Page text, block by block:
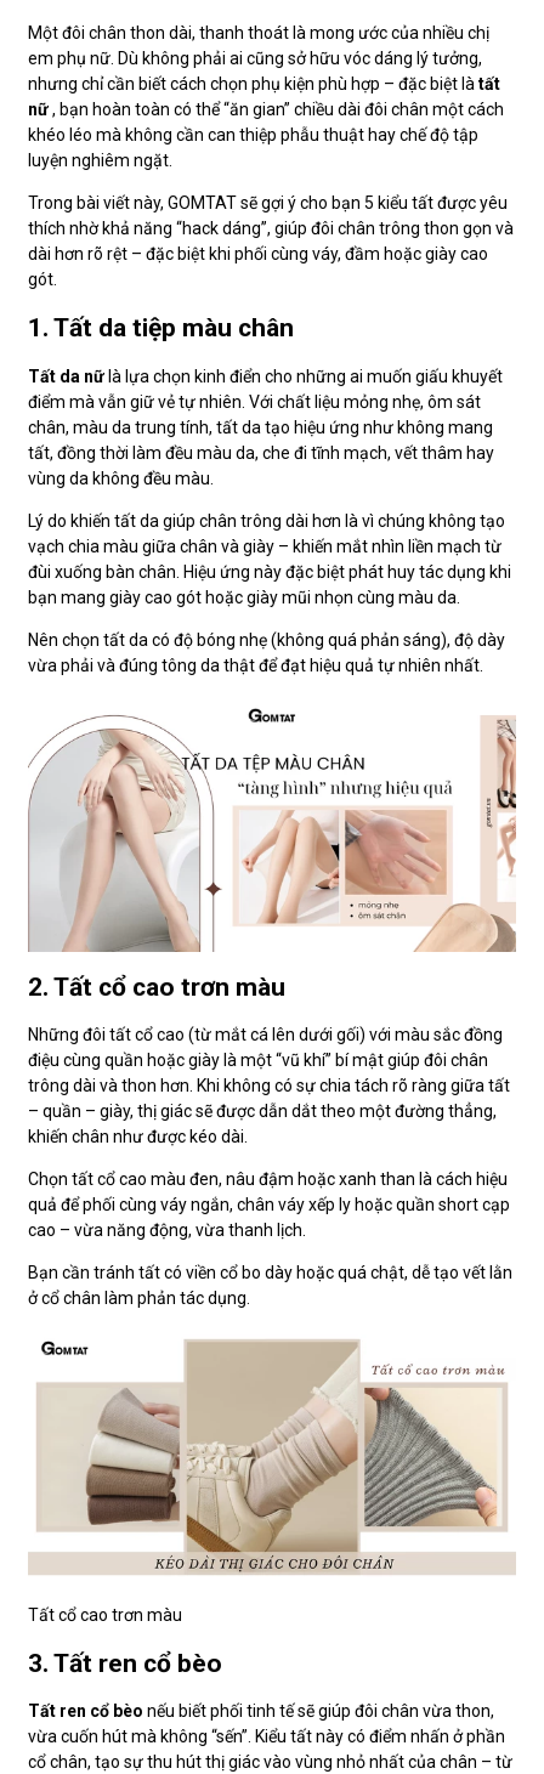
Một đôi chân thon dài, thanh thoát là mong ước của nhiều chị
em phụ nữ. Dù không phải ai cũng sở hữu vóc dáng lý tưởng,
nhưng chỉ cần biết cách chọn phụ kiện phù hợp – đặc biệt là tất
nữ, bạn hoàn toàn có thể “ăn gian” chiều dài đôi chân một cách
khéo léo mà không cần can thiệp phẫu thuật hay chế độ tập
luyện nghiêm ngặt.
Trong bài viết này, GOMTAT sẽ gợi ý cho bạn 5 kiểu tất được yêu
thích nhờ khả năng “hack dáng”, giúp đôi chân trông thon gọn và
dài hơn rõ rệt – đặc biệt khi phối cùng váy, đầm hoặc giày cao
gót.
1. Tất da tiệp màu chân
Tất da nữlà lựa chọn kinh điển cho những ai muốn giấu khuyết
điểm mà vẫn giữ vẻ tự nhiên. Với chất liệu mỏng nhẹ, ôm sát
chân, màu da trung tính, tất da tạo hiệu ứng như không mang
tất, đồng thời làm đều màu da, che đi tĩnh mạch, vết thâm hay
vùng da không đều màu.
Lý do khiến tất da giúp chân trông dài hơn là vì chúng không tạo
vạch chia màu giữa chân và giày – khiến mắt nhìn liền mạch từ
đùi xuống bàn chân. Hiệu ứng này đặc biệt phát huy tác dụng khi
bạn mang giày cao gót hoặc giày mũi nhọn cùng màu da.
Nên chọn tất da có độ bóng nhẹ (không quá phản sáng), độ dày
vừa phải và đúng tông da thật để đạt hiệu quả tự nhiên nhất.
2. Tất cổ cao trơn màu
Những đôi tất cổ cao (từ mắt cá lên dưới gối) với màu sắc đồng
điệu cùng quần hoặc giày là một “vũ khí” bí mật giúp đôi chân
trông dài và thon hơn. Khi không có sự chia tách rõ ràng giữa tất
– quần – giày, thị giác sẽ được dẫn dắt theo một đường thẳng,
khiến chân như được kéo dài.
Chọn tất cổ cao màu đen, nâu đậm hoặc xanh than là cách hiệu
quả để phối cùng váy ngắn, chân váy xếp ly hoặc quần short cạp
cao – vừa năng động, vừa thanh lịch.
Bạn cần tránh tất có viền cổ bo dày hoặc quá chật, dễ tạo vết lằn
ở cổ chân làm phản tác dụng.
Tất cổ cao trơn màu
3. Tất ren cổ bèo
Tất ren cổ bèo nếu biết phối tinh tế sẽ giúp đôi chân vừa thon,
vừa cuốn hút mà không “sến”. Kiểu tất này có điểm nhấn ở phần
cổ chân, tạo sự thu hút thị giác vào vùng nhỏ nhất của chân – từ